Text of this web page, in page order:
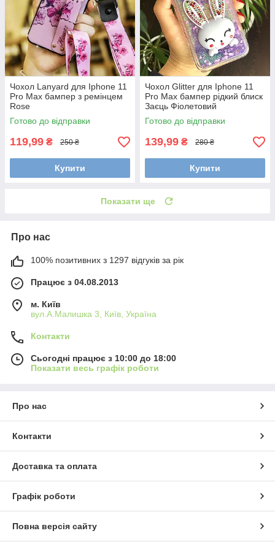
Чохол Lanyard для Iphone 11
Pro Max бампер з ремінцем
Rose
Готово до відправки
119,99 ₴ 250 ₴
Купити
Чохол Glitter для Iphone 11
Pro Max бампер рідкий блиск
Заєць Фіолетовий
Готово до відправки
139,99 ₴ 280 ₴
Купити
Показати ще
Про нас
100% позитивних з 1297 відгуків за рік
Працює з 04.08.2013
м. Київ
вул.А.Малишка 3, Київ, Україна
Контакти
Сьогодні працює з 10:00 до 18:00
Показати весь графік роботи
Про нас
Контакти
Доставка та оплата
Графік роботи
Повна версія сайту